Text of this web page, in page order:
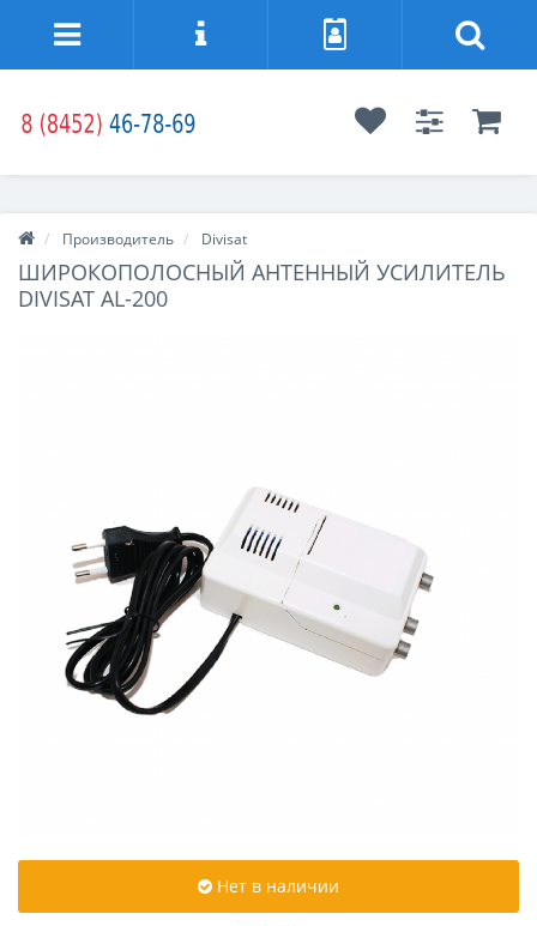
Производитель Divisat
ШИРОКОПОЛОСНЫЙ АНТЕННЫЙ УСИЛИТЕЛЬ
DIVISAT AL-200
Нет в наличии